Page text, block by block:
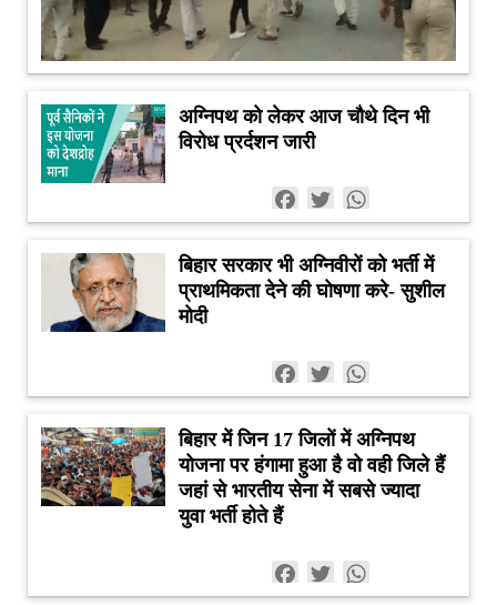
अग्निपथ को लेकर आज चौथे दिन भी
विरोध प्रर्दशन जारी
Facebook
Twitter
बिहार सरकार भी अग्निवीरों को भर्ती में
प्राथमिकता देने की घोषणा करे- सुशील
मोदी
Facebook
Twitter
बिहार में जिन 17 जिलों में अग्निपथ
योजना पर हंगामा हुआ है वो वही जिले हैं
जहां से भारतीय सेना में सबसे ज्यादा
युवा भर्ती होते हैं
Facebook
Twitter